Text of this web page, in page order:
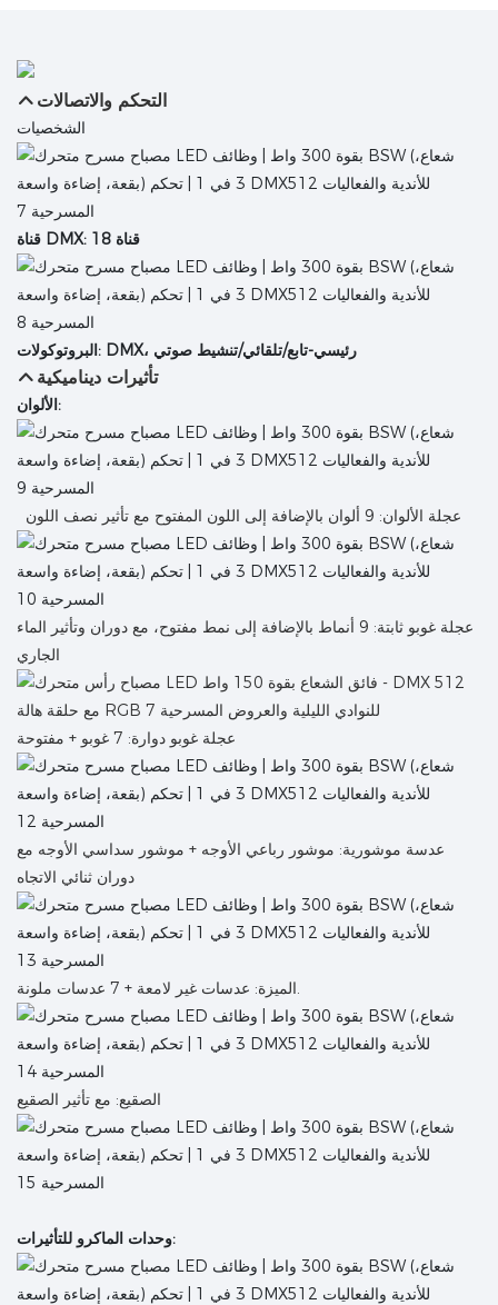
التحكم والاتصالات
الشخصيات
قناة DMX: 18 قناة
البروتوكولات: DMX، رئيسي-تابع/تلقائي/تنشيط صوتي
تأثيرات ديناميكية
الألوان:
عجلة الألوان: 9 ألوان بالإضافة إلى اللون المفتوح مع تأثير نصف اللون
عجلة غوبو ثابتة: 9 أنماط بالإضافة إلى نمط مفتوح، مع دوران وتأثير الماء
الجاري
عجلة غوبو دوارة: 7 غوبو + مفتوحة
عدسة موشورية: موشور رباعي الأوجه + موشور سداسي الأوجه مع
دوران ثنائي الاتجاه
الميزة: عدسات غير لامعة + 7 عدسات ملونة.
الصقيع: مع تأثير الصقيع
وحدات الماكرو للتأثيرات: